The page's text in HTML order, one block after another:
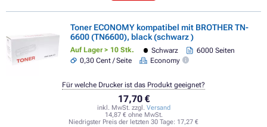
Toner ECONOMY kompatibel mit BROTHER TN-
6600 (TN6600), black (schwarz )
Auf Lager > 10 Stk. Schwarz
6000 Seiten
0,30 Cent / Seite
Economy
17,70 €
inkl. MwSt. zzgl. Versand
14,87 € ohne MwSt.
Niedrigster Preis der letzten 30 Tage: 17,27 €
Für welche Drucker ist das Produkt geeignet?